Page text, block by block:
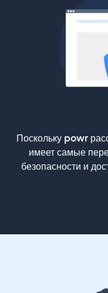
Поскольку powr
имеет самые
безопасности и